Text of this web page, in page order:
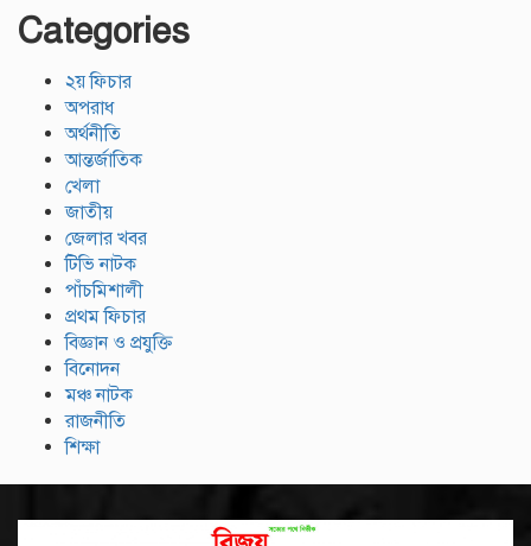
Categories
২য় ফিচার
অপরাধ
অর্থনীতি
আন্তর্জাতিক
খেলা
জাতীয়
জেলার খবর
টিভি নাটক
পাঁচমিশালী
প্রথম ফিচার
বিজ্ঞান ও প্রযুক্তি
বিনোদন
মঞ্চ নাটক
রাজনীতি
শিক্ষা